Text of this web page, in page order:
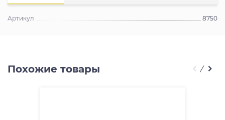
Артикул 8750
Похожие товары